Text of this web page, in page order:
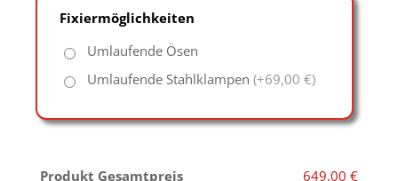
Fixiermöglichkeiten
Umlaufende Ösen
Umlaufende Stahlklampen (+69,00 €)
Produkt Gesamtpreis
649,00 €